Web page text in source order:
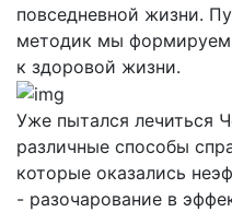
повседневной жизни.
методик мы формируем
к здоровой жизни.
Уже пытался лечиться
различные способы
которые оказались
- разочарование в